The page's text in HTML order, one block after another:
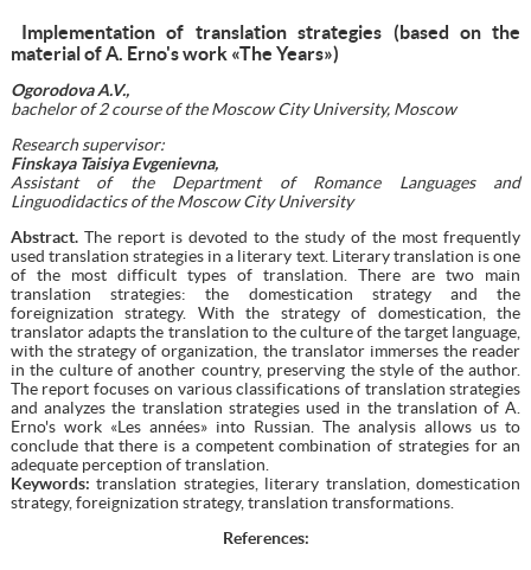
Implementation of translation strategies (based on the
material of A. Erno's work «The Years»)
Ogorodova A.V.,
bachelor of 2 course of the Moscow City University, Moscow
Research supervisor:
Finskaya Taisiya Evgenievna,
Assistant of the Department of Romance Languages and
Linguodidactics of the Moscow City University
Abstract.The report is devoted to the study of the most frequently
used translation strategies in a literary text. Literary translation is one
of the most difficult types of translation. There are two main
translation strategies: the domestication strategy and the
foreignization strategy. With the strategy of domestication, the
translator adapts the translation to the culture of the target language,
with the strategy of organization, the translator immerses the reader
in the culture of another country, preserving the style of the author.
The report focuses on various classifications of translation strategies
and analyzes the translation strategies used in the translation of A.
Erno's work «Les années» into Russian. The analysis allows us to
conclude that there is a competent combination of strategies for an
adequate perception of translation.
Keywords:translation strategies, literary translation, domestication
strategy, foreignization strategy, translation transformations.
References: